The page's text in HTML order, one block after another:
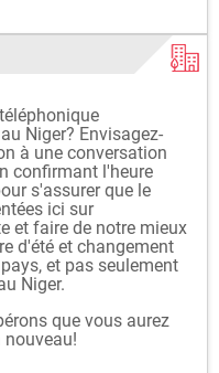
Niger? Envisagez-
à une conversation
confirmant l'heure
s'assurer que le
ici sur
et faire de notre mieux
d'été et changement
et pas seulement
Niger.
que vous aurez
nouveau!